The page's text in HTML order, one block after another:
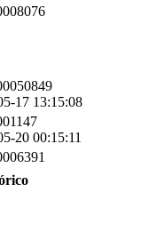
17 13:15:08
20 00:15:11